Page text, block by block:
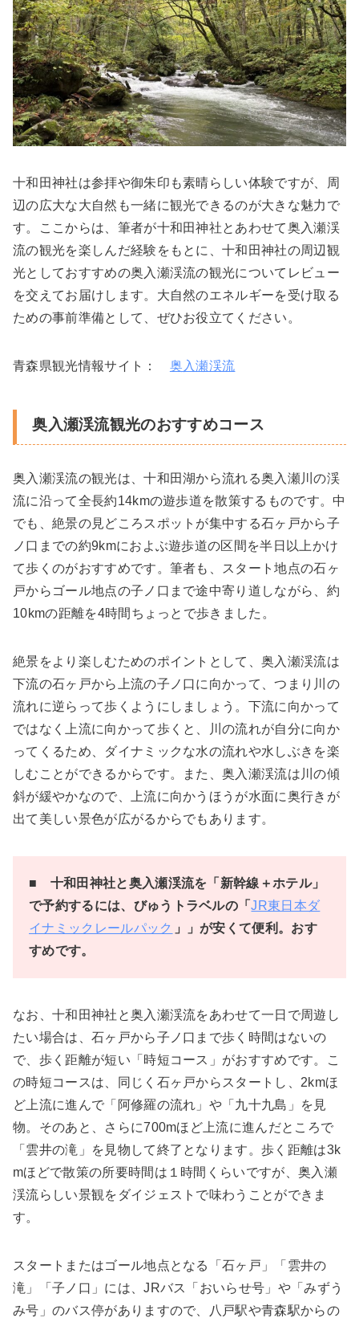
十和田神社は参拝や御朱印も素晴らしい体験ですが、周
辺の広大な大自然も一緒に観光できるのが大きな魅力で
す。ここからは、筆者が十和田神社とあわせて奥入瀬渓
流の観光を楽しんだ経験をもとに、十和田神社の周辺観
光としておすすめの奥入瀬渓流の観光についてレビュー
を交えてお届けします。大自然のエネルギーを受け取る
ための事前準備として、ぜひお役立てください。
青森県観光情報サイト： 奥入瀬渓流
奥入瀬渓流観光のおすすめコース
奥入瀬渓流の観光は、十和田湖から流れる奥入瀬川の渓
流に沿って全長約14kmの遊歩道を散策するものです。中
でも、絶景の見どころスポットが集中する石ヶ戸から子
ノ口までの約9kmにおよぶ遊歩道の区間を半日以上かけ
て歩くのがおすすめです。筆者も、スタート地点の石ヶ
戸からゴール地点の子ノ口まで途中寄り道しながら、約
10kmの距離を4時間ちょっとで歩きました。
絶景をより楽しむためのポイントとして、奥入瀬渓流は
下流の石ヶ戸から上流の子ノ口に向かって、つまり川の
流れに逆らって歩くようにしましょう。下流に向かって
ではなく上流に向かって歩くと、川の流れが自分に向か
ってくるため、ダイナミックな水の流れや水しぶきを楽
しむことができるからです。また、奥入瀬渓流は川の傾
斜が緩やかなので、上流に向かうほうが水面に奥行きが
出て美しい景色が広がるからでもあります。
■ 十和田神社と奥入瀬渓流を「新幹線＋ホテル」
で予約するには、びゅうトラベルの「JR東日本ダ
イナミックレールパック
」」が安くて便利。おす
すめです。
なお、十和田神社と奥入瀬渓流をあわせて一日で周遊し
たい場合は、石ヶ戸から子ノ口まで歩く時間はないの
で、歩く距離が短い「時短コース」がおすすめです。こ
の時短コースは、同じく石ヶ戸からスタートし、2kmほ
ど上流に進んで「阿修羅の流れ」や「九十九島」を見
物。そのあと、さらに700mほど上流に進んだところで
「雲井の滝」を見物して終了となります。歩く距離は3k
mほどで散策の所要時間は１時間くらいですが、奥入瀬
渓流らしい景観をダイジェストで味わうことができま
す。
スタートまたはゴール地点となる「石ヶ戸」「雲井の
滝」「子ノ口」には、JRバス「おいらせ号」や「みずう
み号」のバス停がありますので、八戸駅や青森駅からの